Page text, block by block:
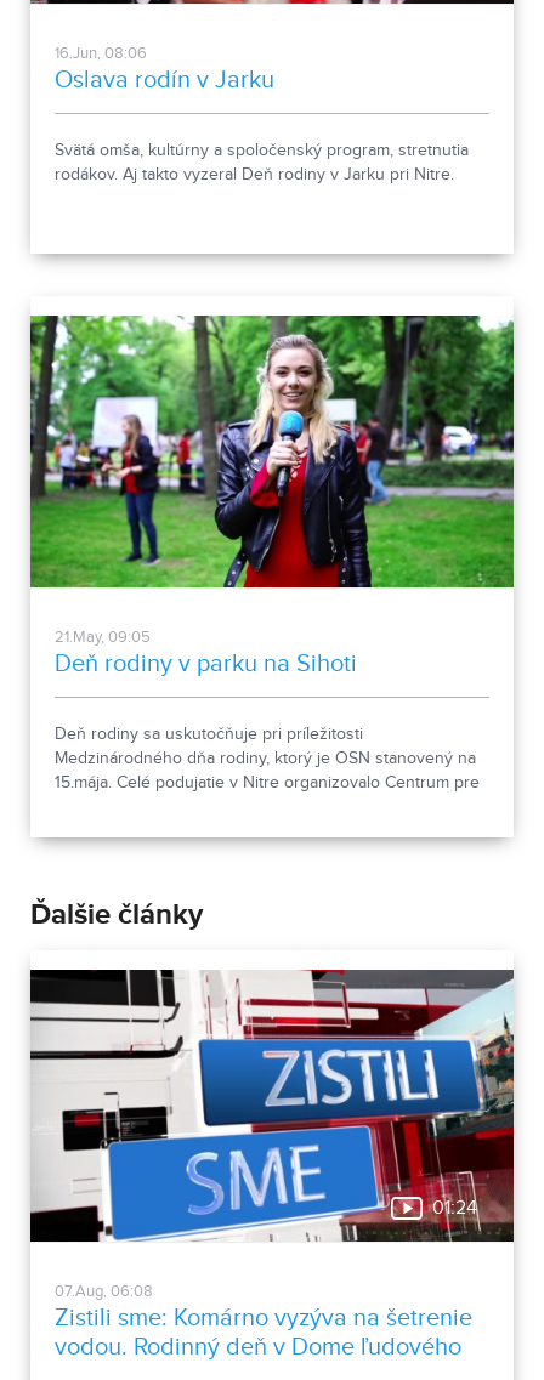
16.Jun, 08:06
Oslava rodín v Jarku
Svätá omša, kultúrny a spoločenský program, stretnutia
rodákov. Aj takto vyzeral Deň rodiny v Jarku pri Nitre.
21.May, 09:05
Deň rodiny v parku na Sihoti
Deň rodiny sa uskutočňuje pri príležitosti
Medzinárodného dňa rodiny, ktorý je OSN stanovený na
15.mája. Celé podujatie v Nitre organizovalo Centrum pre
Ďalšie články
01:24
07.Aug, 06:08
Zistili sme: Komárno vyzýva na šetrenie
vodou. Rodinný deň v Dome ľudového